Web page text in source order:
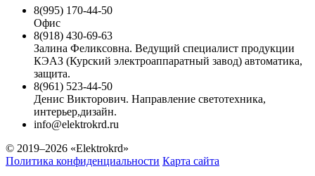
8(995) 170-44-50
Офис
8(918) 430-69-63
Залина Феликсовна. Ведущий специалист продукции
КЭАЗ (Курский электроаппаратный завод) автоматика,
защита.
8(961) 523-44-50
Денис Викторович. Направление светотехника,
интерьер,дизайн.
info@elektrokrd.ru
© 2019–2026 «Elektrokrd»
Политика конфиденциальности Карта сайта